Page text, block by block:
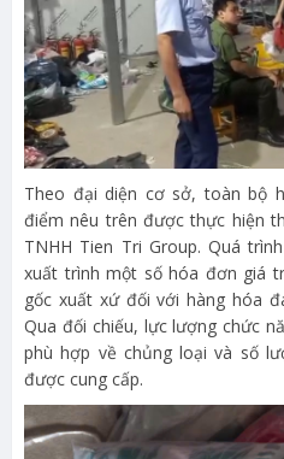
Theo đại diện cơ sở, toàn bộ
điểm nêu trên được thực hiện
TNHH Tien Tri Group. Quá
xuất trình một số hóa đơn giá
gốc xuất xứ đối với hàng hóa
Qua đối chiếu, lực lượng chức
phù hợp về chủng loại và số
được cung cấp.